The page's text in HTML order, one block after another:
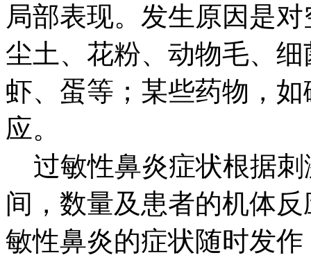
局部表现。发生原因是
尘土、花粉、动物毛、
虾、蛋等；某些药物，
应。
过敏性鼻炎症状根据刺
间，数量及患者的机体
敏性鼻炎的症状随时发